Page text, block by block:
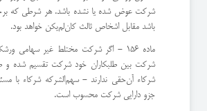
شركت عوض شده یا نشده باشد. ‌هر شرطی كه
باشد مقابل اشخاص ثالث كان‌لم‌یكن خواهد بود.
ماده 156 - اگر شركت مختلط غیر سهامی
شركت بین طلبكاران خود شركت تقسیم شده و
شركاء آن‌حقی ندارند - سهم‌الشركه شركاء با
جزو دارایی شركت محسوب است.